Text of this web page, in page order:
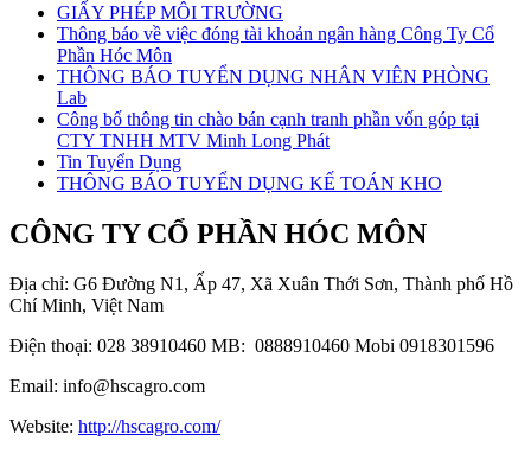
GIẤY PHÉP MÔI TRƯỜNG
Thông báo về việc đóng tài khoản ngân hàng Công Ty Cổ
Phần Hóc Môn
THÔNG BÁO TUYỂN DỤNG NHÂN VIÊN PHÒNG
Lab
Công bố thông tin chào bán cạnh tranh phần vốn góp tại
CTY TNHH MTV Minh Long Phát
Tin Tuyển Dụng
THÔNG BÁO TUYỂN DỤNG KẾ TOÁN KHO
CÔNG TY CỔ PHẦN HÓC MÔN
Địa chỉ: G6 Đường N1, Ấp 47, Xã Xuân Thới Sơn, Thành phố Hồ
Chí Minh, Việt Nam
Điện thoại: 028 38910460 MB: 0888910460 Mobi 0918301596
Email: info@hscagro.com
Website: http://hscagro.com/